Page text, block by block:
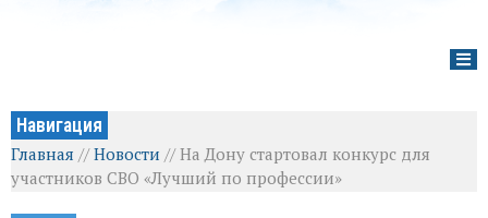
Навигация
Главная //Новости //На Дону стартовал конкурс для
участников СВО «Лучший по профессии»